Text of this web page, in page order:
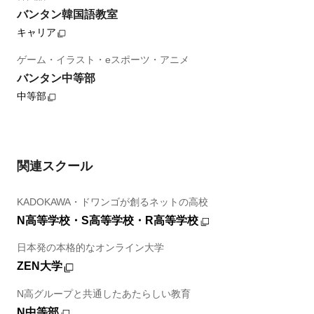
バンタン韓国語教室
キャリア
ゲーム・イラスト・eスポーツ・アニメ
バンタン中等部
中等部
関連スクール
KADOKAWA・ドワンゴが創るネットの高校
N高等学校・S高等学校・R高等学校
日本発の本格的なオンライン大学
ZEN大学
N高グループと共通したあたらしい教育